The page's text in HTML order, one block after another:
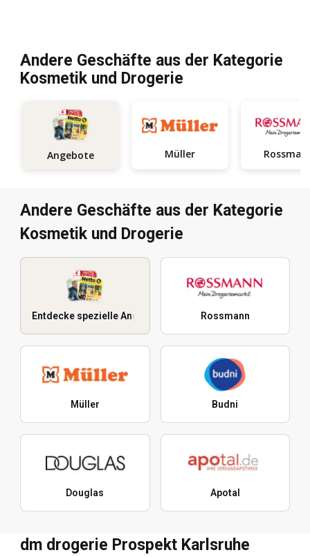
Andere Geschäfte aus der Kategorie
Kosmetik und Drogerie
Angebote Müller
Andere Geschäfte aus der Kategorie
Kosmetik und Drogerie
Entdecke spezielle Angebote Rossmann
Müller Budni
Douglas Apotal
dm drogerie Prospekt Karlsruhe